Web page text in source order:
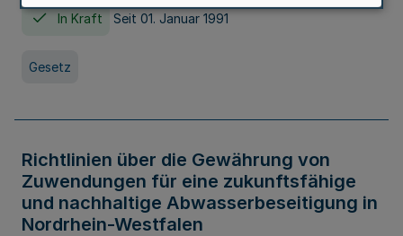
In Kraft Seit 01. Januar 1991
Gesetz
Richtlinien über die Gewährung von
Zuwendungen für eine zukunftsfähige
und nachhaltige Abwasserbeseitigung in
Nordrhein-Westfalen